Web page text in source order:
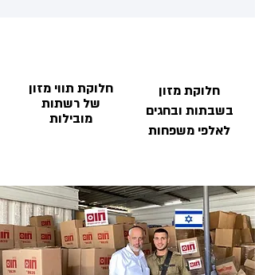
חלוקת תווי מזון
של רשתות
מובילות
חלוקת מזון
בשבתות ובחגים
לאלפי משפחות